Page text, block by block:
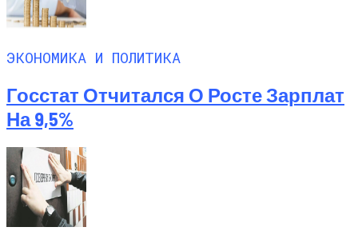
ЭКОНОМИКА И ПОЛИТИКА
Госстат Отчитался О Росте Зарплат
На 9,5%